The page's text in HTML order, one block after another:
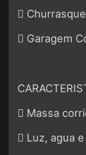

 Garagem
 Massa
 Luz, agua